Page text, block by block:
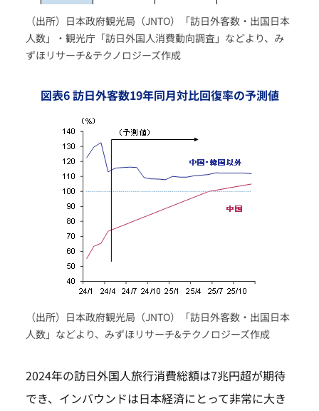
（出所）日本政府観光局（JNTO）「訪日外客数・出国日本
人数」・観光庁「訪日外国人消費動向調査」などより、み
ずほリサーチ&テクノロジーズ作成
図表6 訪日外客数19年同月対比回復率の予測値
（出所）日本政府観光局（JNTO）「訪日外客数・出国日本
人数」などより、みずほリサーチ&テクノロジーズ作成
2024年の訪日外国人旅行消費総額は7兆円超が期待
でき、インバウンドは日本経済にとって非常に大き